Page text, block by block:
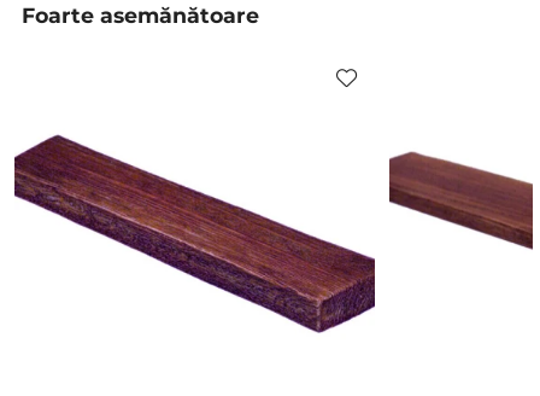
Foarte asemănătoare